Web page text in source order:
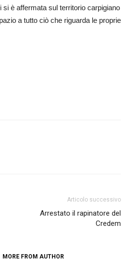
si è affermata sul territorio carpigiano
a tutto ciò che riguarda le proprie
Articolo successivo
Arrestato il rapinatore del
Credem
MORE FROM AUTHOR